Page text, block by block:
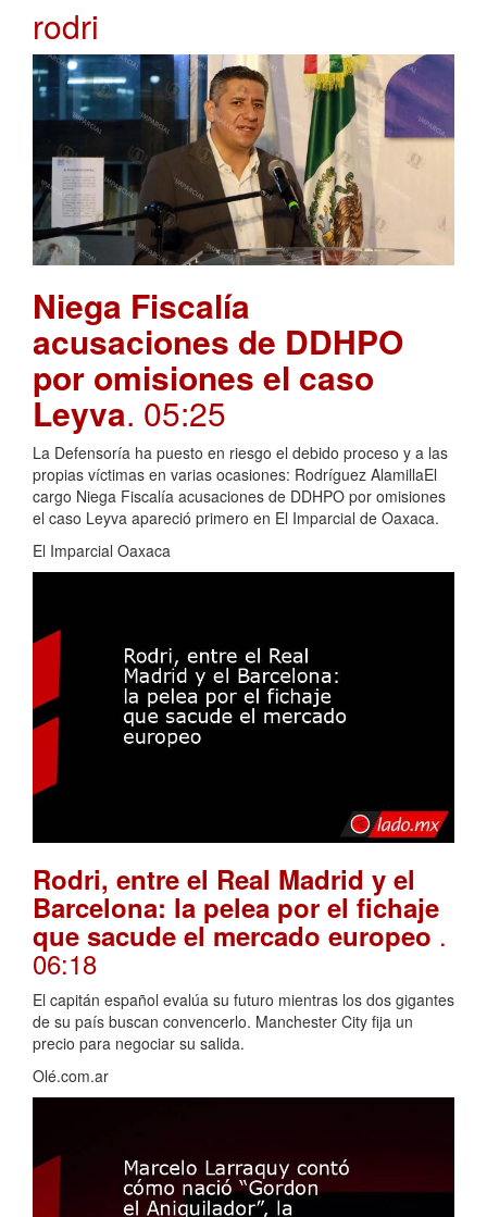
rodri
Niega Fiscalía
acusaciones de DDHPO
por omisiones el caso
Leyva. 05:25
La Defensoría ha puesto en riesgo el debido proceso y a las
propias víctimas en varias ocasiones: Rodríguez AlamillaEl
cargo Niega Fiscalía acusaciones de DDHPO por omisiones
el caso Leyva apareció primero en El Imparcial de Oaxaca.
El Imparcial Oaxaca
Rodri, entre el Real Madrid y el
Barcelona: la pelea por el fichaje
que sacude el mercado europeo .
06:18
El capitán español evalúa su futuro mientras los dos gigantes
de su país buscan convencerlo. Manchester City fija un
precio para negociar su salida.
Olé.com.ar